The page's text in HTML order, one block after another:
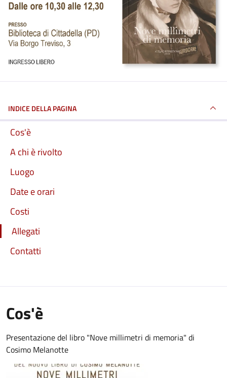
INDICE DELLA PAGINA
Cos'è
A chi è rivolto
Luogo
Date e orari
Costi
Allegati
Contatti
Cos'è
Presentazione del libro "Nove millimetri di memoria" di
Cosimo Melanotte